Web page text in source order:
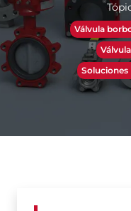
Válvula
Soluciones